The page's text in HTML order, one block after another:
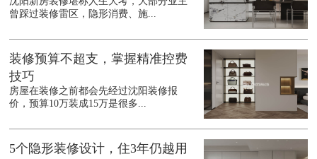
曾踩过装修雷区，隐形消费、施...
装修预算不超支，掌握精准控费
技巧
房屋在装修之前都会先经过沈阳装修报
价，预算10万装成15万是很多...
5个隐形装修设计，住3年仍越用